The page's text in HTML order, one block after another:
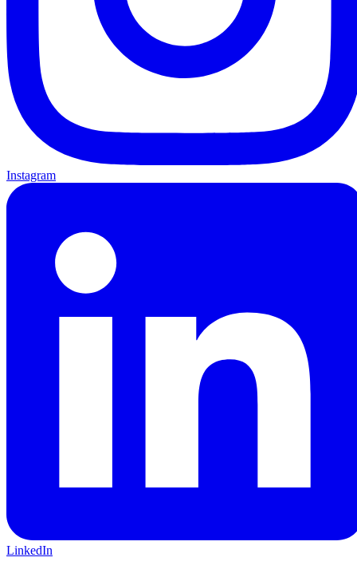
Instagram
LinkedIn